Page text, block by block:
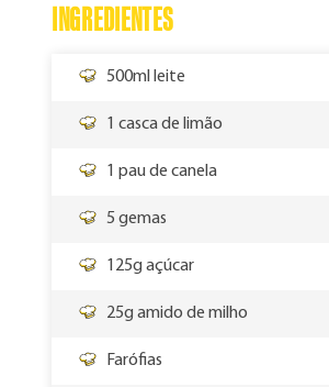
INGREDIENTES
500ml leite
1 casca de limão
1 pau de canela
5 gemas
125g açúcar
25g amido de milho
Farófias